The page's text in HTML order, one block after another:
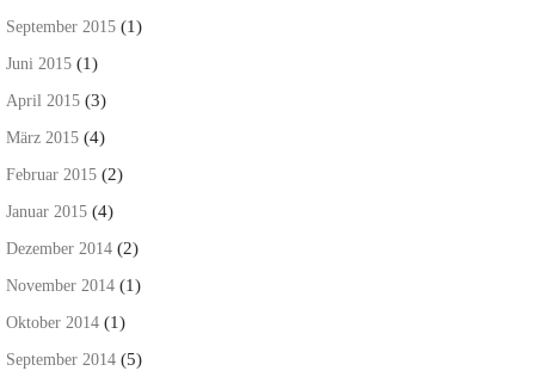
September 2015 (1)
Juni 2015 (1)
April 2015 (3)
März 2015 (4)
Februar 2015 (2)
Januar 2015 (4)
Dezember 2014 (2)
November 2014 (1)
Oktober 2014 (1)
September 2014 (5)